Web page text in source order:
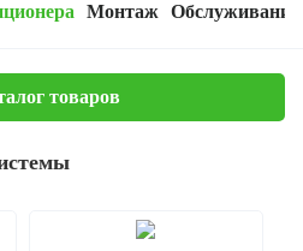
Монтаж Обслуживание
товаров